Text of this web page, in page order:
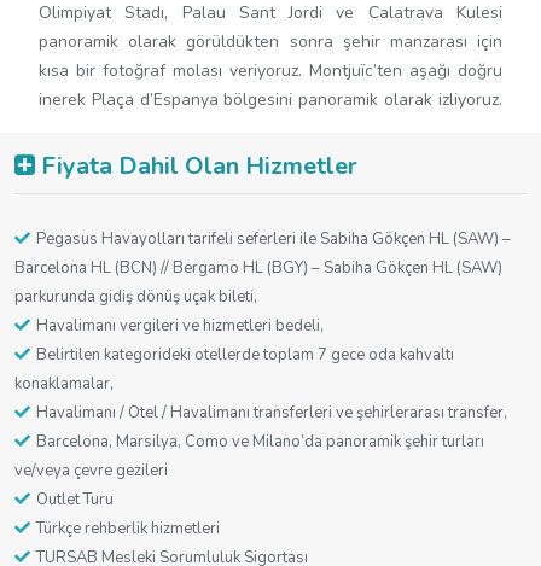
Olimpiyat Stadı, Palau Sant Jordi ve Calatrava Kulesi
panoramik olarak görüldükten sonra şehir manzarası için
kısa bir fotoğraf molası veriyoruz. Montjuïc’ten aşağı doğru
inerek Plaça d’Espanya bölgesini panoramik olarak izliyoruz.
şehrin önemli referans noktalarından biridir. Turumuz liman
hattına doğru devam ediyor ve Port Vell bölgesine
eski liman ve çevresini panoramik olarak görüyor, burada
kısa bir fotoğraf molası daha sunuyoruz. Son olarak
Barceloneta kıyı şeridi boyunca ilerleyerek sahil hattını ve
modern şehir dokusunu panoramik şekilde izliyoruz. Şehir
turu sonrasında Barcelona bölgesi otelimize transfer.
Odaların alınması ve dinlenmek üzere serbest zaman.
Fiyata Dahil Olan Hizmetler
Pegasus Havayolları tarifeli seferleri ile Sabiha Gökçen HL (SAW) –
Barcelona HL (BCN) // Bergamo HL (BGY) – Sabiha Gökçen HL (SAW)
parkurunda gidiş dönüş uçak bileti,
Havalimanı vergileri ve hizmetleri bedeli,
Belirtilen kategorideki otellerde toplam 7 gece oda kahvaltı
konaklamalar,
Havalimanı / Otel / Havalimanı transferleri ve şehirlerarası transfer,
Barcelona, Marsilya, Como ve Milano’da panoramik şehir turları
ve/veya çevre gezileri
Outlet Turu
Türkçe rehberlik hizmetleri
TURSAB Mesleki Sorumluluk Sigortası